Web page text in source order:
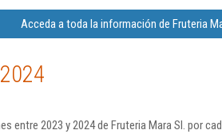
Acceda a toda la información de Fruteria
2023 y 2024 de Fruteria Mara Sl. por